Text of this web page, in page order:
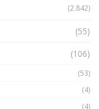
(2.842)
(55)
(106)
(53)
(4)
(4)